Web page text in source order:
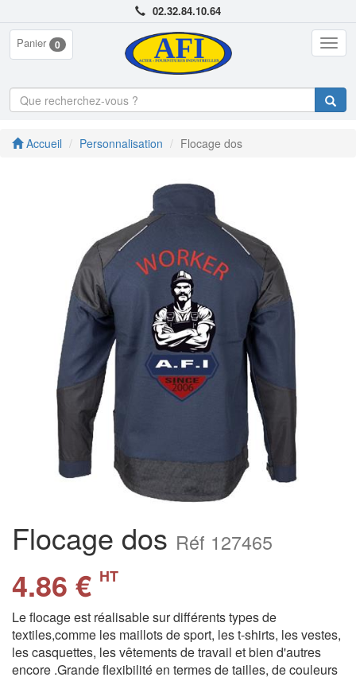
02.32.84.10.64
Panier 0
Accueil Personnalisation Flocage dos
Flocage dos Réf 127465
4.86 € HT
Le flocage est réalisable sur différents types de
textiles,comme les maillots de sport, les t-shirts, les vestes,
les casquettes, les vêtements de travail et bien d'autres
encore .Grande flexibilité en termes de tailles, de couleurs